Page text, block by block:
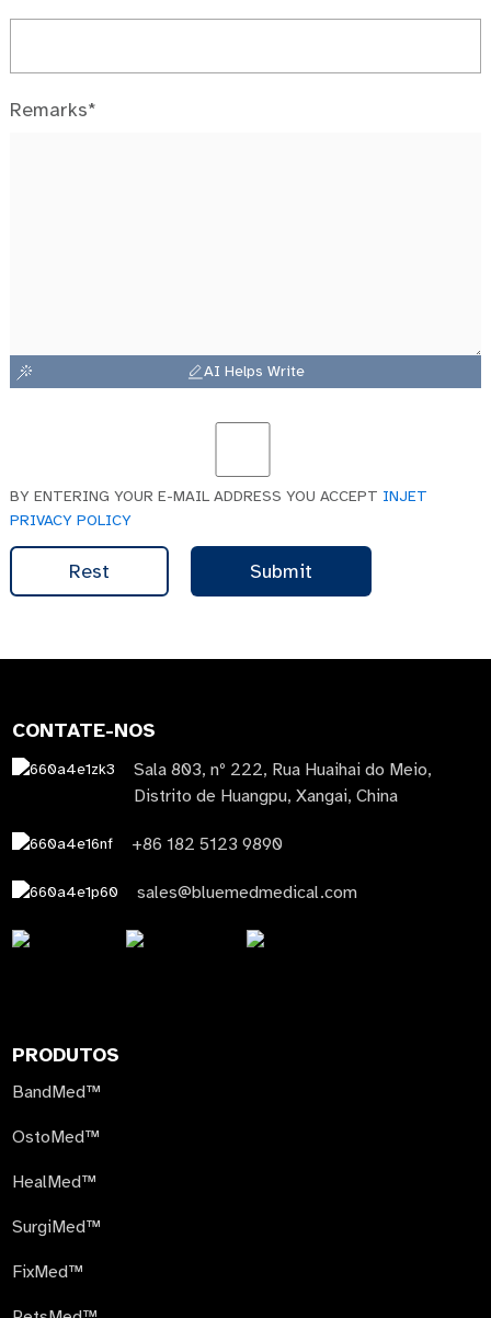
Remarks*
AI Helps Write
BY ENTERING YOUR E-MAIL ADDRESS YOU ACCEPT INJET
PRIVACY POLICY
Rest Submit
CONTATE-NOS
Sala 803, nº 222, Rua Huaihai do Meio,
Distrito de Huangpu, Xangai, China
+86 182 5123 9890
sales@bluemedmedical.com
PRODUTOS
BandMed™
OstoMed™
HealMed™
SurgiMed™
FixMed™